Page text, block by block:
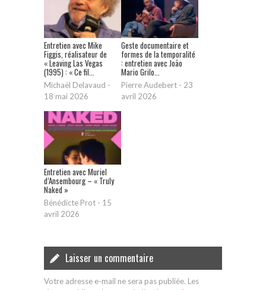
Entretien avec Mike
Figgis, réalisateur de
« Leaving Las Vegas
(1995) : « Ce fil...
Michaël Delavaud -
18 mai 2026
Geste documentaire et
formes de la temporalité
: entretien avec João
Mario Grilo...
Pierre Audebert - 23
avril 2026
Entretien avec Muriel
d’Ansembourg – « Truly
Naked »
Bénédicte Prot - 15
avril 2026
Laisser un commentaire
Votre adresse e-mail ne sera pas publiée. Les